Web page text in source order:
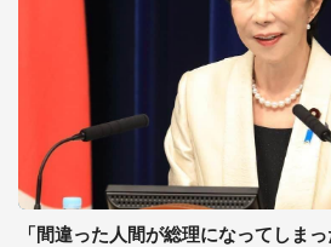
「間違った人間が総理になってしま